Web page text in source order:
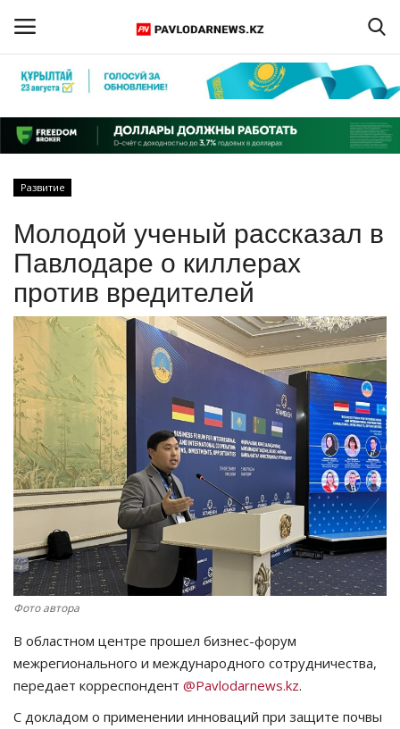
Регистрация
Главная
ПАВЛОДАРСКАЯ ОБЛАСТЬ
КАЗАХСТАН
МИР
СПЕЦПРОЕКТЫ
СПОРТ
Чек-лист
РАЗВЛЕЧЕНИЯ
OFFICIAL
Курултай
Язык
Қазақша Русский
Развитие
Молодой ученый рассказал в
Павлодаре о киллерах
против вредителей
Фото автора
В областном центре прошел бизнес-форум
межрегионального и международного сотрудничества,
передает корреспондент @Pavlodarnews.kz.
С докладом о применении инноваций при защите почвы